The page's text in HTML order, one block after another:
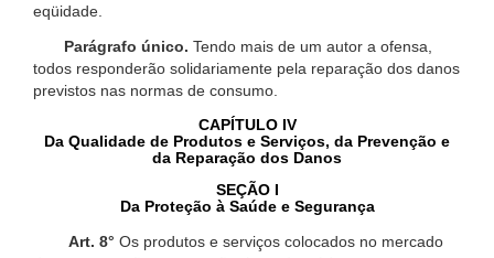
eqüidade.
Parágrafo único. Tendo mais de um autor a ofensa,
todos responderão solidariamente pela reparação dos danos
previstos nas normas de consumo.
CAPÍTULO IV
Da Qualidade de Produtos e Serviços, da Prevenção e
da Reparação dos Danos
SEÇÃO I
Da Proteção à Saúde e Segurança
Art. 8° Os produtos e serviços colocados no mercado